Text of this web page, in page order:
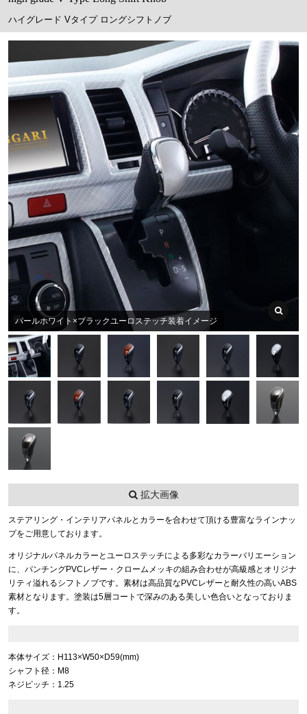
ハイグレード Vタイプ ロングシフトノブ
パールホワイト×ブラックユーロステッチ装着イメージ
拡大画像
ステアリング・インテリアパネルとカラーを合わせて頂ける豊富なラインナッ
プをご用意しております。
オリジナルパネルカラーとユーロステッチによる多彩なカラーバリエーション
に、パンチングPVCレザー・クロームメッキの組み合わせが高級感とオリジナ
リティ溢れるシフトノブです。素材は高品質なPVCレザーと耐久性の高いABS
素材となります。塗装は5層コートで深みのある美しい色合いとなっておりま
す。
本体サイズ：H113×W50×D59(mm)
シャフト径：M8
ネジピッチ：1.25